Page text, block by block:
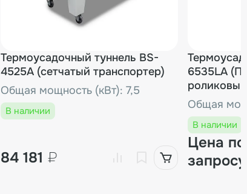
Термоусадочный туннель BS-
4525A (сетчатый транспортер)
Общая мощность (кВт): 7,5
В наличии
84 181 ₽
6535LA
Общая
В наличии
Цена по
запросу